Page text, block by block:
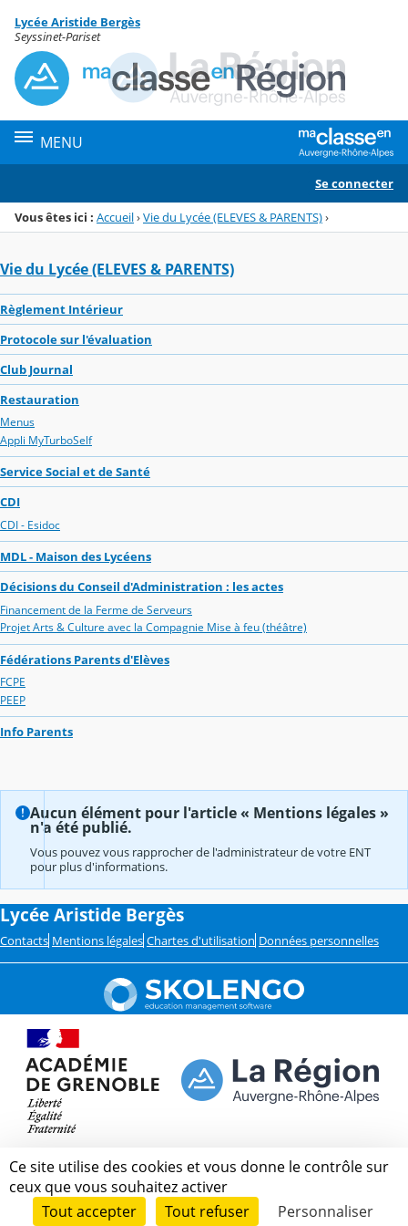
Menu de la rubrique
Contenu
Lycée Aristide Bergès
Seyssinet-Pariset
MENU
Se connecter
Vous êtes ici : Accueil›Vie du Lycée (ELEVES & PARENTS)›
Vie du Lycée (ELEVES & PARENTS)
Règlement Intérieur
Protocole sur l'évaluation
Club Journal
Restauration
Menus
Appli MyTurboSelf
Service Social et de Santé
CDI
CDI - Esidoc
MDL - Maison des Lycéens
Décisions du Conseil d'Administration : les actes
Financement de la Ferme de Serveurs
Projet Arts & Culture avec la Compagnie Mise à feu (théâtre)
Fédérations Parents d'Elèves
FCPE
PEEP
Info Parents
Aucun élément pour l'article « Mentions légales »
n'a été publié.
Vous pouvez vous rapprocher de l'administrateur de votre ENT
pour plus d'informations.
Lycée Aristide Bergès
Contacts Mentions légales Chartes d'utilisation Données personnelles
Ce site utilise des cookies et vous donne le contrôle sur
ceux que vous souhaitez activer
Tout accepter
Tout refuser Personnaliser